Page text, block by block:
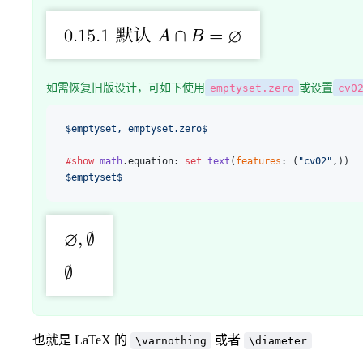
如需恢复旧版设计，可如下使用 emptyset.zero 或设置 cv02
$emptyset, emptyset.zero$
#show math.equation: set text ( features : ( "cv02" ,))
$emptyset$
也就是 LaTeX 的 \varnothing 或者 \diameter